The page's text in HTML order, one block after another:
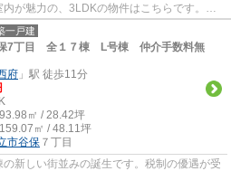
が魅力の、3LDKの物件はこちらです。立
特化したエージ...
一戸建
7丁目 全１７棟 L号棟 仲介手数料無
府 」駅 徒歩11分
93.98㎡ / 28.42坪
159.07㎡ / 48.11坪
市谷保 ７丁目
新しい街並みの誕生です。税制の優遇が受